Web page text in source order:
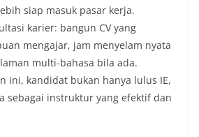
siap masuk pasar kerja.
karier: bangun CV yang
mengajar, jam menyelam nyata
multi-bahasa bila ada.
ini, kandidat bukan hanya lulus IE,
sebagai instruktur yang efektif dan